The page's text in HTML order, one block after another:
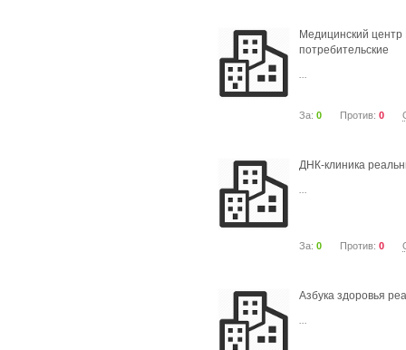
Медицинский
потребительские
...
За: 0 Против: 0
ДНК-клиника
...
За: 0 Против: 0
Азбука здоровья
...